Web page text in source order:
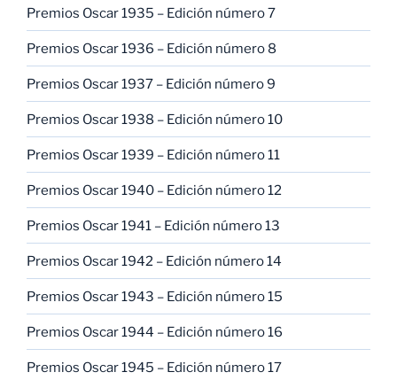
Premios Oscar 1935 – Edición número 7
Premios Oscar 1936 – Edición número 8
Premios Oscar 1937 – Edición número 9
Premios Oscar 1938 – Edición número 10
Premios Oscar 1939 – Edición número 11
Premios Oscar 1940 – Edición número 12
Premios Oscar 1941 – Edición número 13
Premios Oscar 1942 – Edición número 14
Premios Oscar 1943 – Edición número 15
Premios Oscar 1944 – Edición número 16
Premios Oscar 1945 – Edición número 17